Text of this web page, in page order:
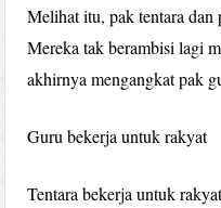
Melihat itu, pak tentara dan
Mereka tak berambisi lagi
akhirnya mengangkat pak
Guru bekerja untuk rakyat
Tentara bekerja untuk